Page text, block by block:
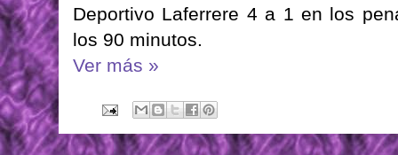
Deportivo Laferrere 4 a 1 en los
los 90 minutos.
Ver más »